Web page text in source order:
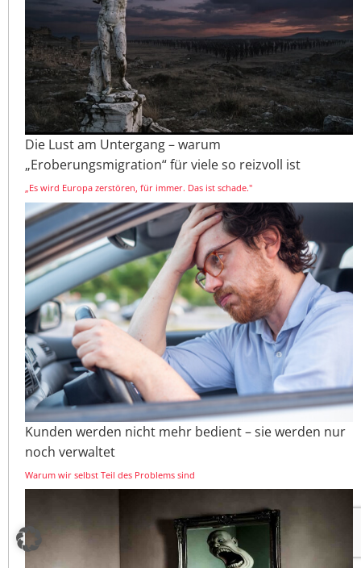
Die Lust am Untergang – warum
„Eroberungsmigration“ für viele so reizvoll ist
„Es wird Europa zerstören, für immer. Das ist schade."
Kunden werden nicht mehr bedient – sie werden nur
noch verwaltet
Warum wir selbst Teil des Problems sind